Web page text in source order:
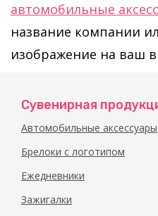
автомобильные
название компании
изображение на ваш
Сувенирная
Автомобильные аксессуары
Брелоки с логотипом
Ежедневники
Зажигалки